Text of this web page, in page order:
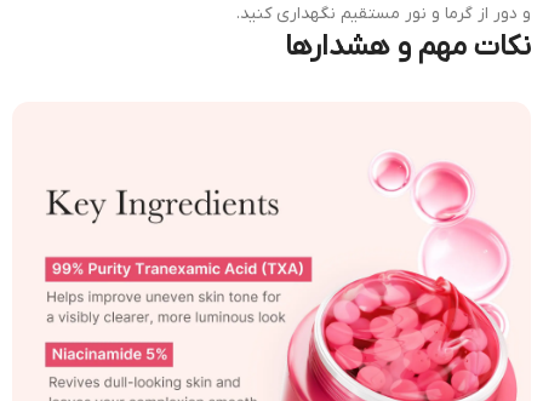
و دور از گرما و نور مستقیم نگهداری کنید.
نکات مهم و هشدارها